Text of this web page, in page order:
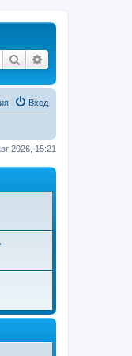
Поиск
Вход
2026, 15:21